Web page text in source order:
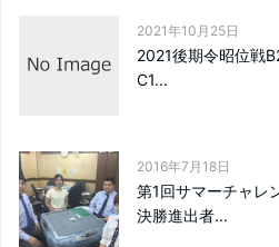
2021年10月25日
2021後期令昭位戦
C1...
2016年7月18日
第1回サマーチャレ
決勝進出者...